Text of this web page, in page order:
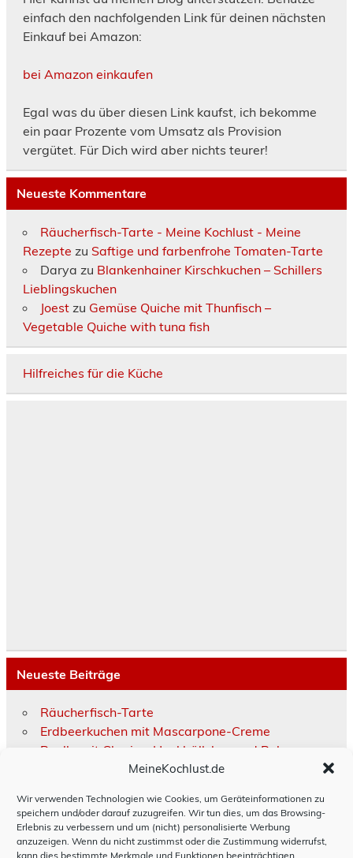
MeineKochlust.de
Wir verwenden Technologien wie Cookies, um Geräteinformationen zu
speichern und/oder darauf zuzugreifen. Wir tun dies, um das Browsing-
Erlebnis zu verbessern und um (nicht) personalisierte Werbung
anzuzeigen. Wenn du nicht zustimmst oder die Zustimmung widerrufst,
kann dies bestimmte Merkmale und Funktionen beeinträchtigen.
einfach den nachfolgenden Link für deinen nächsten
Einkauf bei Amazon:
bei Amazon einkaufen
Egal was du über diesen Link kaufst, ich bekomme
ein paar Prozente vom Umsatz als Provision
vergütet. Für Dich wird aber nichts teurer!
Neueste Kommentare
Räucherfisch-Tarte - Meine Kochlust - Meine
Rezepte zu Saftige und farbenfrohe Tomaten-Tarte
Darya zu Blankenhainer Kirschkuchen – Schillers
Lieblingskuchen
Joestzu Gemüse Quiche mit Thunfisch –
Vegetable Quiche with tuna fish
Hilfreiches für die Küche
Neueste Beiträge
Räucherfisch-Tarte
Erdbeerkuchen mit Mascarpone-Creme
Paella mit Chorizo, Hackbällchen und Bohnen
Impressum